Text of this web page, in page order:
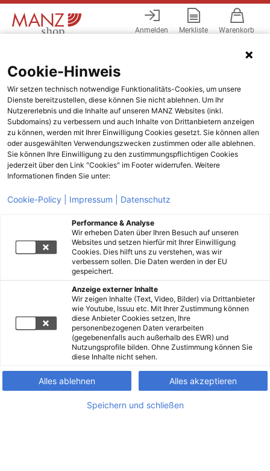
Anmelden Merkliste Warenkorb
Cookie-Hinweis
Wir setzen technisch notwendige Funktionalitäts-Cookies, um unsere
Dienste bereitzustellen, diese können Sie nicht ablehnen. Um Ihr
Nutzererlebnis und die Inhalte auf unseren MANZ Websites (inkl.
Subdomains) zu verbessern und auch Inhalte von Drittanbietern anzeigen
zu können, werden mit Ihrer Einwilligung Cookies gesetzt. Sie können allen
oder ausgewählten Verwendungszwecken zustimmen oder alle ablehnen.
Sie können Ihre Einwilligung zu den zustimmungspflichtigen Cookies
jederzeit über den Link "Cookies" im Footer widerrufen. Weitere
Informationen finden Sie unter:
Cookie-Policy | Impressum | Datenschutz
Performance & Analyse
Wir erheben Daten über Ihren Besuch auf unseren
Websites und setzen hierfür mit Ihrer Einwilligung
Cookies. Dies hilft uns zu verstehen, was wir
verbessern sollen. Die Daten werden in der EU
gespeichert.
Anzeige externer Inhalte
Wir zeigen Inhalte (Text, Video, Bilder) via Drittanbieter
wie Youtube, Issuu etc. Mit Ihrer Zustimmung können
diese Anbieter Cookies setzen, Ihre
personenbezogenen Daten verarbeiten
(gegebenenfalls auch außerhalb des EWR) und
Nutzungsprofile bilden. Ohne Zustimmung können Sie
diese Inhalte nicht sehen.
Alles ablehnen Alles akzeptieren
Speichern und schließen